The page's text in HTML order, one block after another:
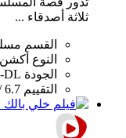
ثلاثة أصدقاء ...
القسم
النوع أكشن
الجودة DL
التقييم 6.7 / 10